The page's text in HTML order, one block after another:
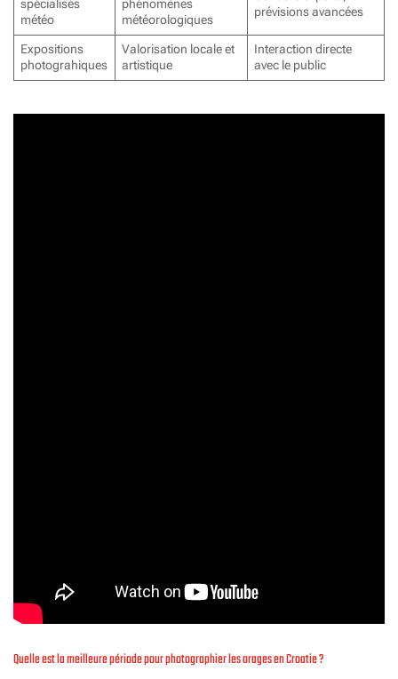
spécialisés
météo
phénomènes
météorologiques
prévisions avancées
Expositions
photograhiques
Valorisation locale et
artistique
Interaction directe
avec le public
Quelle est la meilleure période pour photographier les orages en Croatie ?